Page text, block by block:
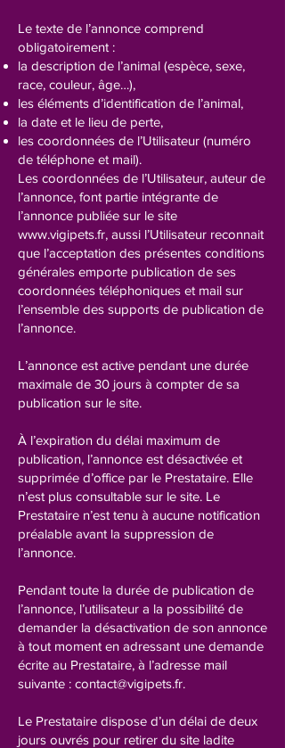
Le texte de l’annonce comprend
obligatoirement :
la description de l’animal (espèce, sexe,
race, couleur, âge…),
les éléments d’identification de l’animal,
la date et le lieu de perte,
les coordonnées de l’Utilisateur (numéro
de téléphone et mail).
Les coordonnées de l’Utilisateur, auteur de
l’annonce, font partie intégrante de
l’annonce publiée sur le site
www.vigipets.fr, aussi l’Utilisateur reconnait
que l’acceptation des présentes conditions
générales emporte publication de ses
coordonnées téléphoniques et mail sur
l’ensemble des supports de publication de
l’annonce.
L’annonce est active pendant une durée
maximale de 30 jours à compter de sa
publication sur le site.
À l’expiration du délai maximum de
publication, l’annonce est désactivée et
supprimée d’office par le Prestataire. Elle
n’est plus consultable sur le site. Le
Prestataire n’est tenu à aucune notification
préalable avant la suppression de
l’annonce.
Pendant toute la durée de publication de
l’annonce, l’utilisateur a la possibilité de
demander la désactivation de son annonce
à tout moment en adressant une demande
écrite au Prestataire, à l’adresse mail
suivante : contact@vigipets.fr.
Le Prestataire dispose d’un délai de deux
jours ouvrés pour retirer du site ladite